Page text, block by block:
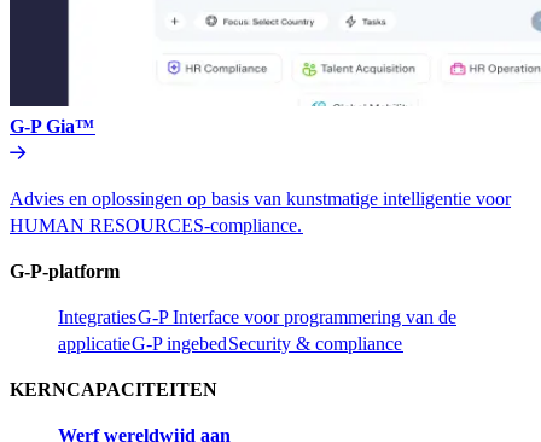
G-P Gia™​​
Advies en oplossingen op basis van kunstmatige intelligentie voor
HUMAN RESOURCES-compliance.​​
G-P-platform​​
Integraties​​G-P Interface voor programmering van de
applicatie​​G-P ingebed​​Security & compliance​​
KERNCAPACITEITEN​​
Werf wereldwijd aan​​